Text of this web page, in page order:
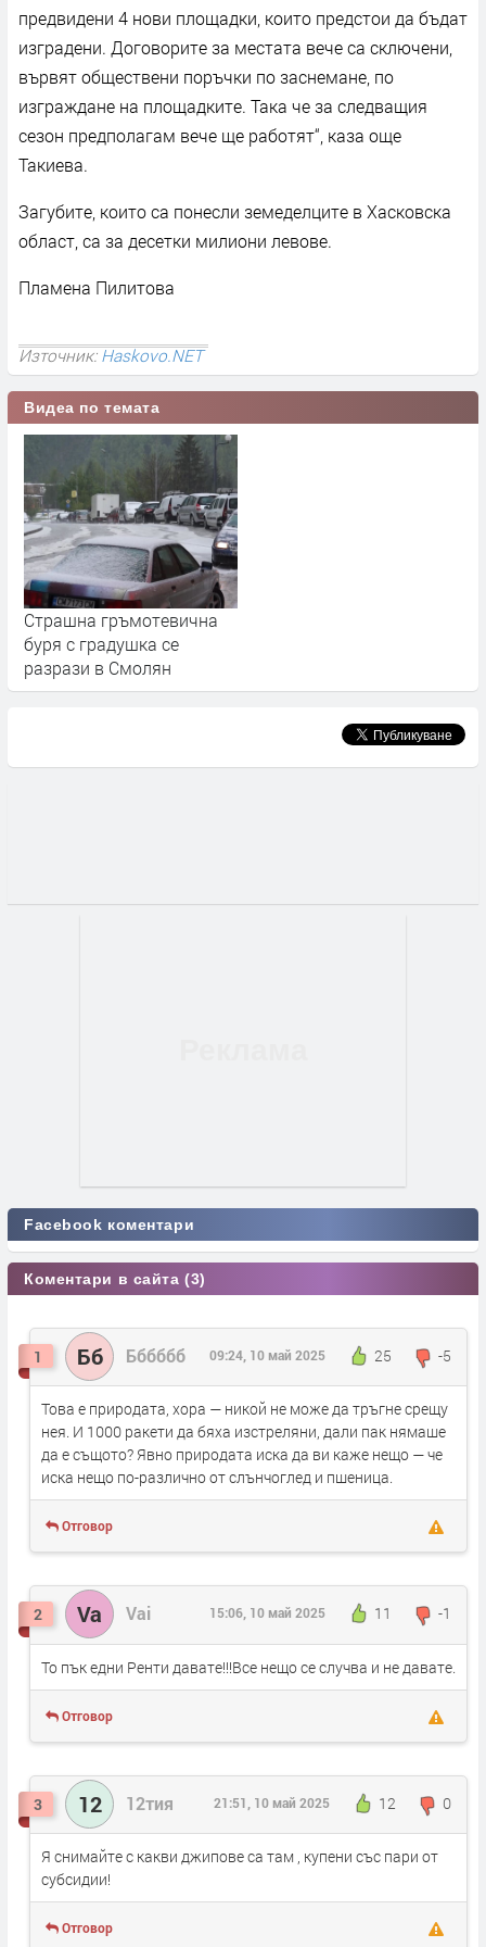
предвидени 4 нови площадки, които предстои да бъдат
изградени. Договорите за местата вече са сключени,
вървят обществени поръчки по заснемане, по
изграждане на площадките. Така че за следващия
сезон предполагам вече ще работят“, каза още
Такиева.
Загубите, които са понесли земеделците в Хасковска
област, са за десетки милиони левове.
Пламена Пилитова
Източник:Haskovo.NET
Видеа по темата
Стрaшна гръмотевична
буря с градушка се
разрази в Смолян
Facebook коментари
Коментари в сайта (3)
1 Бб Бббббб 25 -5
09:24, 10 май 2025
Това е природата, хора — никой не може да тръгне срещу
нея. И 1000 ракети да бяха изстреляни, дали пак нямаше
да е същото? Явно природата иска да ви каже нещо — че
иска нещо по-различно от слънчоглед и пшеница.
Отговор
2 Va Vai 11 -1
15:06, 10 май 2025
То пък едни Ренти давате!!!Все нещо се случва и не давате.
Отговор
3 12 12тия 12 0
21:51, 10 май 2025
Я снимайте с какви джипове са там , купени със пари от
субсидии!
Отговор